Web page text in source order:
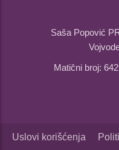
Saša Popović
Matični broj:
Uslovi korišćenja